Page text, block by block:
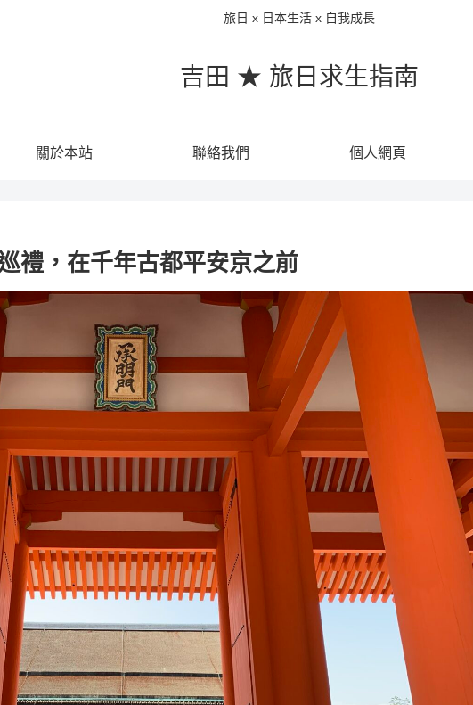
旅日 x 日本生活 x 自我成長
吉田 ★ 旅日求生指南
關於本站 聯絡我們 個人網頁
禮，在千年古都平安京之前